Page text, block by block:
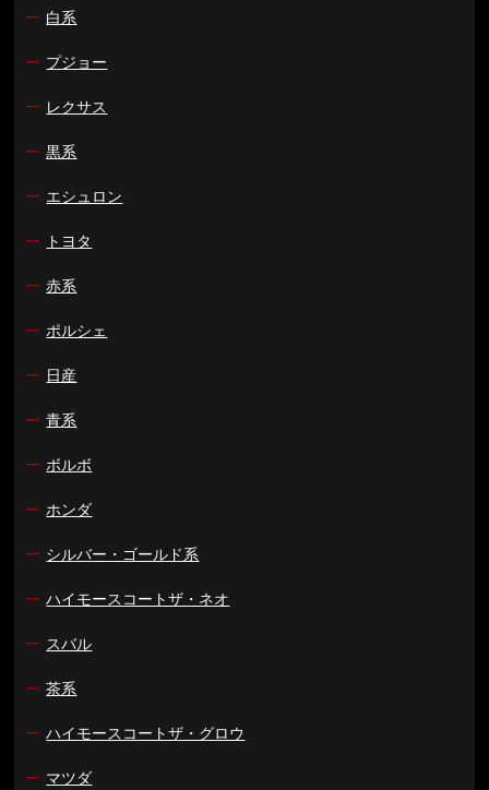
ー 白系
ー プジョー
ー レクサス
ー 黒系
ー エシュロン
ー トヨタ
ー 赤系
ー ポルシェ
ー 日産
ー 青系
ー ボルボ
ー ホンダ
ー シルバー・ゴールド系
ー ハイモースコートザ・ネオ
ー スバル
ー 茶系
ー ハイモースコートザ・グロウ
ー マツダ